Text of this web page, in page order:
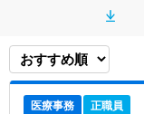
医療事務 正職員